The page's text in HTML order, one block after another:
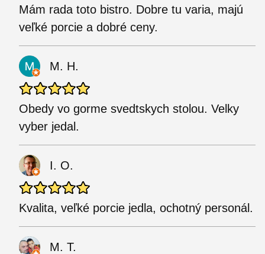
Mám rada toto bistro. Dobre tu varia, majú
veľké porcie a dobré ceny.
M. H.
Obedy vo gorme svedtskych stolou. Velky
vyber jedal.
I. O.
Kvalita, veľké porcie jedla, ochotný personál.
M. T.